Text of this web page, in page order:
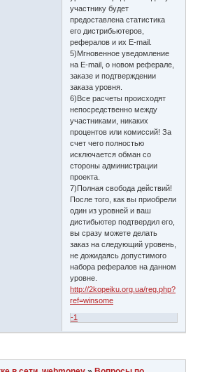
участнику будет
предоставлена статистика
его дистрибьютеров,
рефералов и их E-mail.
5)Мгновенное уведомление
на E-mail, о новом реферале,
заказе и подтверждении
заказа уровня.
6)Все расчеты происходят
непосредственно между
участниками, никаких
процентов или комиссий! За
счет чего полностью
исключается обман со
стороны администрации
проекта.
7)Полная свобода действий!
После того, как вы приобрели
один из уровней и ваш
дистибьютер подтвердил его,
вы сразу можете делать
заказ на следующий уровень,
не дожидаясь допустимого
набора рефералов на данном
уровне.
http://2kopeiku.org.ua/reg.php?
ref=winsome
-1